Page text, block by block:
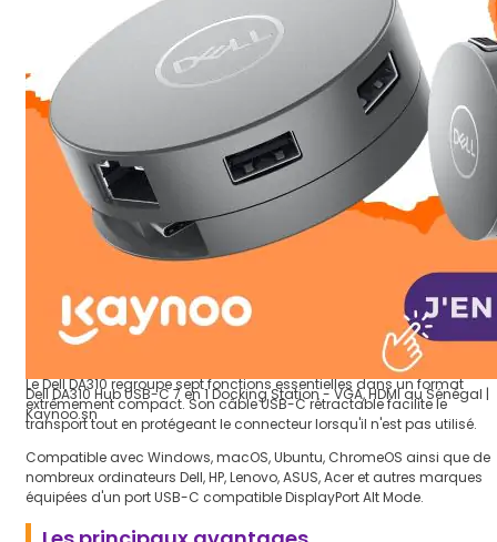
Dell DA310 Hub USB-C 7 en 1 Docking Station - VGA, HDMI au Sénégal |
Kaynoo.sn
Présentation du produit
LeDell DA310 USB-C Multiport Adapterest une station d'accueil
portable 7-en-1 conçue pour étendre instantanément les capacités
votre ordinateur équipé d'un port USB-C. Compact et élégant, il
de connecter simultanément plusieurs périphériques tout en offrant
une qualité d'image exceptionnelle et une connexion réseau filaire
Grâce à ses nombreuses interfaces, il constitue l'accessoire
indispensable pour les professionnels, étudiants, télétravailleurs et
utilisateurs nomades souhaitant transformer leur ordinateur portable
en véritable poste de travail.
Pourquoi choisir le Dell DA310 ?
Le Dell DA310 regroupe sept fonctions essentielles dans un format
extrêmement compact. Son câble USB-C rétractable facilite le
transport tout en protégeant le connecteur lorsqu'il n'est pas utilisé.
Compatible avec Windows, macOS, Ubuntu, ChromeOS ainsi que de
nombreux ordinateurs Dell, HP, Lenovo, ASUS, Acer et autres marques
équipées d'un port USB-C compatible DisplayPort Alt Mode.